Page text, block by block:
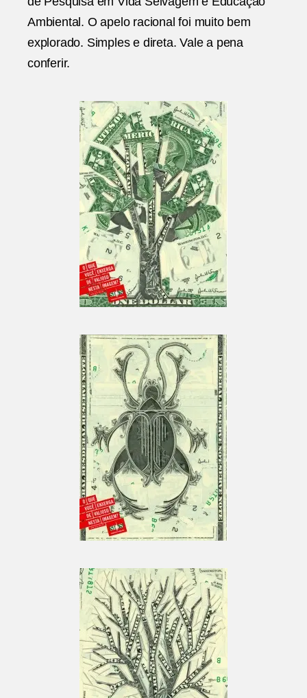
Ambiental. O apelo racional foi muito bem
explorado. Simples e direta. Vale a pena
conferir.